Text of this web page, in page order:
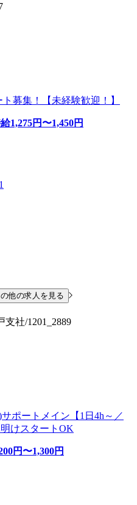
募集！【未経験歓迎！】
1,275円〜1,450円
他の求人を見る
社/1201_2889
ポートメイン【1日4h～／
けスタートOK
円〜1,300円